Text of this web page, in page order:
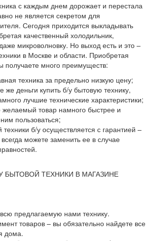
с каждым днем дорожает и перестала
не является секретом для
Сегодня приходится выкладывать
качественный холодильник,
микроволновку. Но выход есть и это –
в Москве и области. Приобретая
получаете много преимуществ:
техника за предельно низкую цену;
же деньги купить б/у бытовую технику,
лучшие технические характеристики;
желаемый товар намного быстрее и
пользоваться;
б/у осуществляется с гарантией –
можете заменить ее в случае
БЫТОВОЙ ТЕХНИКИ В МАГАЗИНЕ
предлагаемую нами технику.
товаров – вы обязательно найдете все
дома.